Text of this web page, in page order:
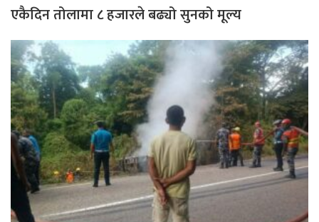
एकैदिन तोलामा ८ हजारले बढ्यो सुनको मूल्य